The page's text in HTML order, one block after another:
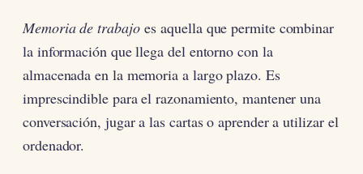
Memoria de trabajoes aquella que permite combinar
la información que llega del entorno con la
almacenada en la memoria a largo plazo. Es
imprescindible para el razonamiento, mantener una
conversación, jugar a las cartas o aprender a utilizar el
ordenador.